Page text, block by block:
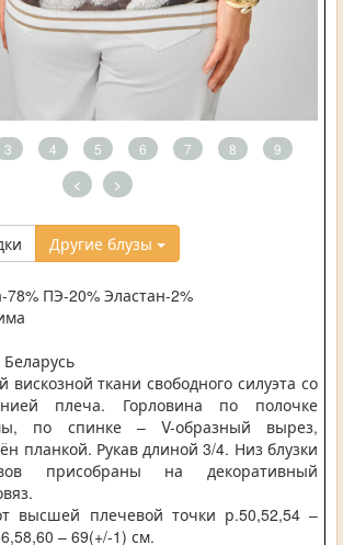
3 4 5 6 7 8 9
< >
Другие блузы
78% ПЭ-20% Эластан-2%
Беларусь
вискозной ткани свободного силуэта со
плеча. Горловина по полочке
по спинке – V-образный вырез,
планкой. Рукав длиной 3/4. Низ блузки
присобраны на декоративный
высшей плечевой точки р.50,52,54 –
– 69(+/-1) см.